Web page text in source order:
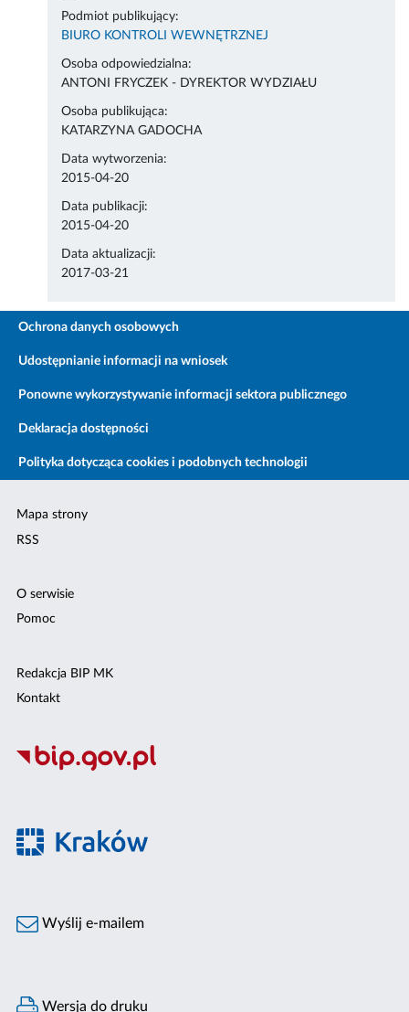
Podmiot publikujący:
BIURO KONTROLI WEWNĘTRZNEJ
Osoba odpowiedzialna:
ANTONI FRYCZEK - DYREKTOR WYDZIAŁU
Osoba publikująca:
KATARZYNA GADOCHA
Data wytworzenia:
2015-04-20
Data publikacji:
2015-04-20
Data aktualizacji:
2017-03-21
Ochrona danych osobowych
Udostępnianie informacji na wniosek
Ponowne wykorzystywanie informacji sektora publicznego
Deklaracja dostępności
Polityka dotycząca cookies i podobnych technologii
Mapa strony
RSS
O serwisie
Pomoc
Redakcja BIP MK
Kontakt
Wyślij e-mailem
Wersja do druku